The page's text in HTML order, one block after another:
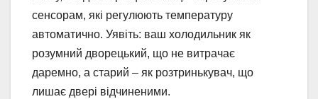
сенсорам, які регулюють температуру
автоматично. Уявіть: ваш холодильник як
розумний дворецький, що не витрачає
даремно, а старий – як розтринькувач, що
лишає двері відчиненими.